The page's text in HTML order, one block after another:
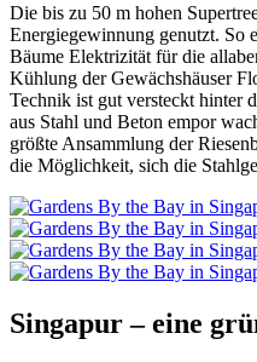
Die bis zu 50 m hohen
Energiegewinnung genutzt. So
Bäume Elektrizität für die
Kühlung der Gewächshäuser
Technik ist gut versteckt hinter
aus Stahl und Beton empor
größte Ansammlung der
die Möglichkeit, sich die
Singapur – eine